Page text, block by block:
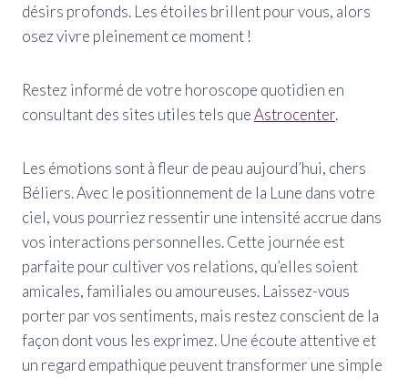
désirs profonds. Les étoiles brillent pour vous, alors
osez vivre pleinement ce moment !
Restez informé de votre horoscope quotidien en
consultant des sites utiles tels queAstrocenter.
Les émotions sont à fleur de peau aujourd’hui, chers
Béliers. Avec le positionnement de la Lune dans votre
ciel, vous pourriez ressentir une intensité accrue dans
vos interactions personnelles. Cette journée est
parfaite pour cultiver vos relations, qu’elles soient
amicales, familiales ou amoureuses. Laissez-vous
porter par vos sentiments, mais restez conscient de la
façon dont vous les exprimez. Une écoute attentive et
un regard empathique peuvent transformer une simple